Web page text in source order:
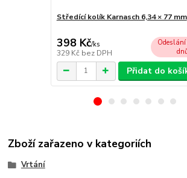
Středící kolík Karnasch 6,34 × 77 mm
398 Kč/ks
329 Kč bez DPH
Přidat do
Zboží zařazeno v kategoriích
Vrtání